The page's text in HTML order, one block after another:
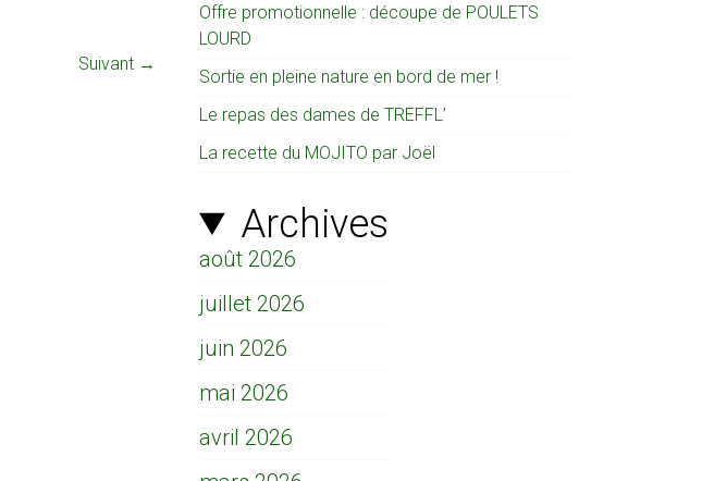
Suivant →
Offre promotionnelle : découpe de POULETS
LOURD
Sortie en pleine nature en bord de mer !
Le repas des dames de TREFFL’
La recette du MOJITO par Joël
Archives
août 2026
juillet 2026
juin 2026
mai 2026
avril 2026